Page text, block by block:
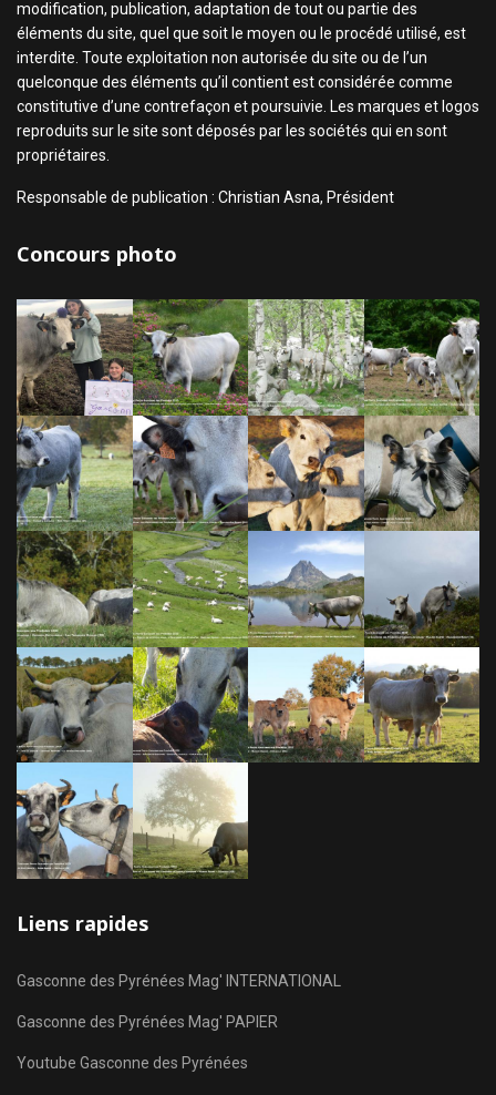
modification, publication, adaptation de tout ou partie des
éléments du site, quel que soit le moyen ou le procédé utilisé, est
interdite. Toute exploitation non autorisée du site ou de l’un
quelconque des éléments qu’il contient est considérée comme
constitutive d’une contrefaçon et poursuivie. Les marques et logos
reproduits sur le site sont déposés par les sociétés qui en sont
propriétaires.
Responsable de publication : Christian Asna, Président
Concours photo
Liens rapides
Gasconne des Pyrénées Mag' INTERNATIONAL
Gasconne des Pyrénées Mag' PAPIER
Youtube Gasconne des Pyrénées